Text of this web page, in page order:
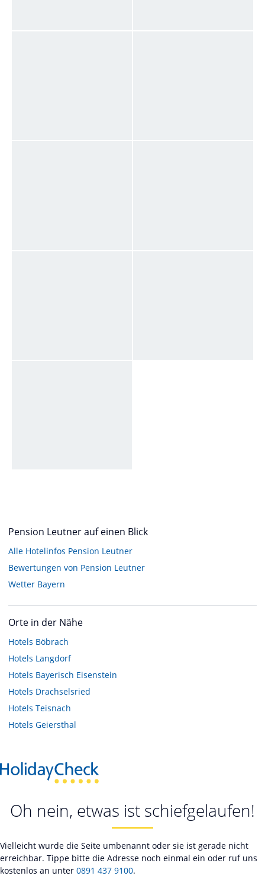
Pension Leutner auf einen Blick
Alle Hotelinfos Pension Leutner
Bewertungen von Pension Leutner
Wetter Bayern
Orte in der Nähe
Hotels Böbrach
Hotels Langdorf
Hotels Bayerisch Eisenstein
Hotels Drachselsried
Hotels Teisnach
Hotels Geiersthal
Oh nein, etwas ist schiefgelaufen!
Vielleicht wurde die Seite umbenannt oder sie ist gerade nicht
erreichbar. Tippe bitte die Adresse noch einmal ein oder ruf uns
kostenlos an unter 0891 437 9100.